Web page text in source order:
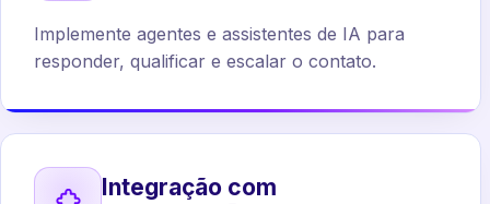
Implemente agentes e assistentes de IA para
responder, qualificar e escalar o contato.
Integração com